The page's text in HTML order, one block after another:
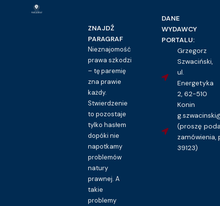
ZNAJDŹ
PARAGRAF
Nieznajomość
prawa szkodzi
– tę paremię
zna prawie
każdy.
Stwierdzenie
to pozostaje
tylko hasłem
dopóki nie
napotkamy
problemów
natury
prawnej. A
takie
problemy
DANE
WYDAWCY
PORTALU:
Grzegorz
Szwaciński,
ul.
Energetyka
2, 62-510
Konin
(proszę
zamówienia,
39123)